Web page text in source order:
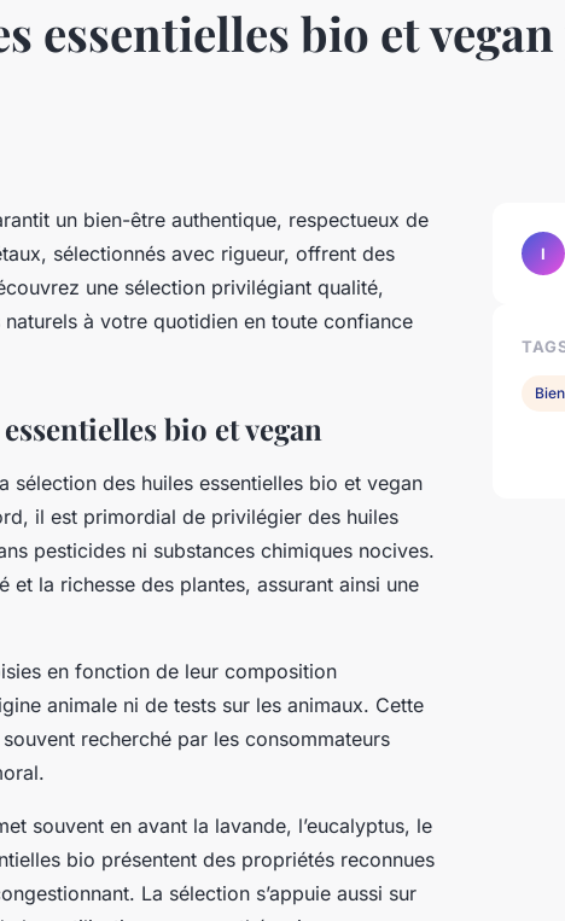
essentielles bio et
un bien-être authentique, respectueux de
sélectionnés avec rigueur, offrent des
une sélection privilégiant qualité,
à votre quotidien en toute confiance
bio et vegan
sélection des huiles essentielles bio et vegan
il est primordial de privilégier des huiles
pesticides ni substances chimiques nocives.
et la richesse des plantes, assurant ainsi une
en fonction de leur composition
animale ni de tests sur les animaux. Cette
recherché par les consommateurs
souvent en avant la lavande, l’eucalyptus, le
bio présentent des propriétés reconnues
La sélection s’appuie aussi sur
I